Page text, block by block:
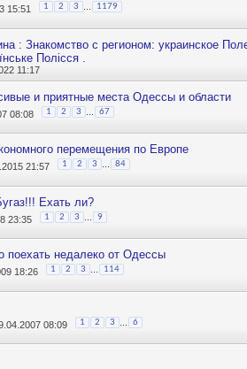
15:51 1 2 3 1179
: Знакомство с регионом: украинское
Полісся .
11:17
и приятные места Одессы и области
08:08 1 2 3 67
перемещения по Европе
21:57 1 2 3 84
Ехать ли?
23:35 1 2 3 9
поехать недалеко от Одессы
18:26 1 2 3 114
08:09 1 2 3 6